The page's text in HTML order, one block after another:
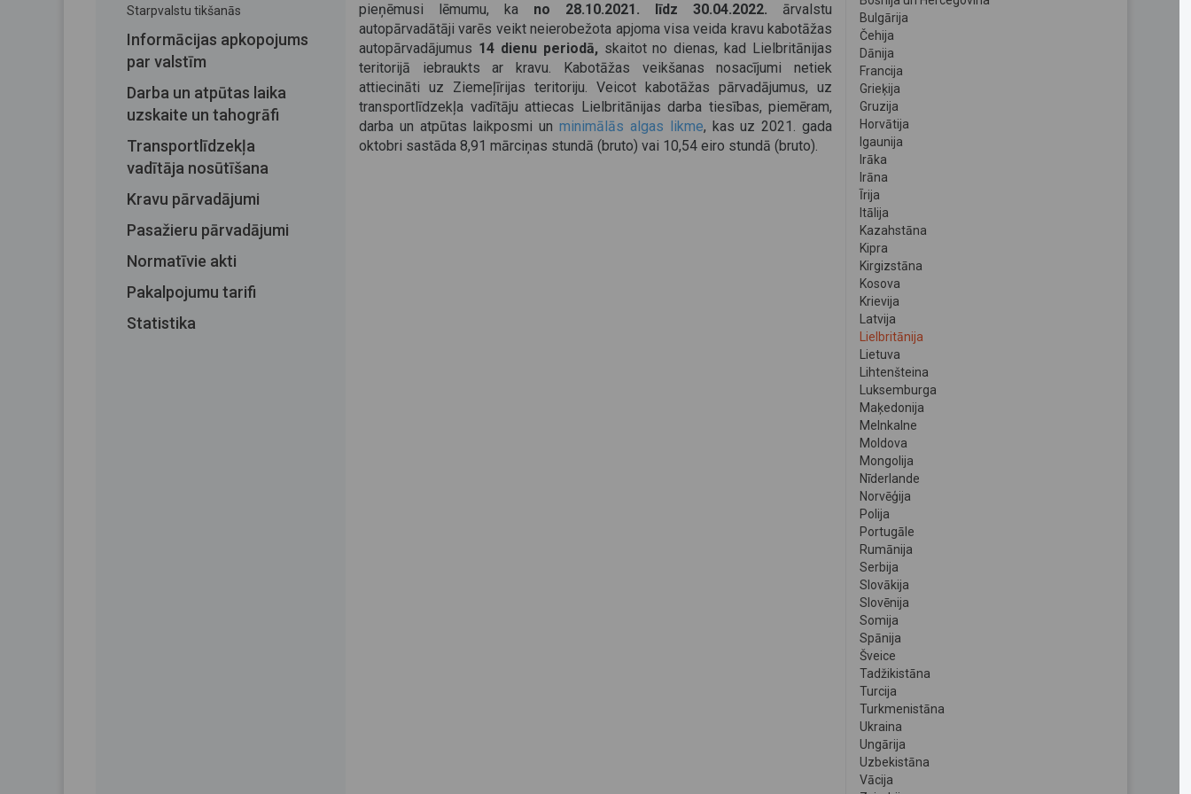
Starpvalstu tikšanās
Informācijas apkopojums
par valstīm
Darba un atpūtas laika
uzskaite un tahogrāfi
Transportlīdzekļa
vadītāja nosūtīšana
Kravu pārvadājumi
Pasažieru pārvadājumi
Normatīvie akti
Pakalpojumu tarifi
Statistika
pieņēmusi lēmumu, ka no 28.10.2021. līdz 30.04.2022. ārvalstu
autopārvadātāji varēs veikt neierobežota apjoma visa veida kravu kabotāžas
autopārvadājumus 14 dienu periodā, skaitot no dienas, kad Lielbritānijas
teritorijā iebraukts ar kravu. Kabotāžas veikšanas nosacījumi netiek
attiecināti uz Ziemeļīrijas teritoriju. Veicot kabotāžas pārvadājumus, uz
transportlīdzekļa vadītāju attiecas Lielbritānijas darba tiesības, piemēram,
darba un atpūtas laikposmi unminimālās algas likme, kas uz 2021. gada
oktobri sastāda 8,91 mārciņas stundā (bruto) vai 10,54 eiro stundā (bruto).
Bulgārija
Čehija
Dānija
Francija
Grieķija
Gruzija
Horvātija
Igaunija
Irāka
Irāna
Īrija
Itālija
Kazahstāna
Kipra
Kirgizstāna
Kosova
Krievija
Latvija
Lielbritānija
Lietuva
Lihtenšteina
Luksemburga
Maķedonija
Melnkalne
Moldova
Mongolija
Nīderlande
Norvēģija
Polija
Portugāle
Rumānija
Serbija
Slovākija
Slovēnija
Somija
Spānija
Šveice
Tadžikistāna
Turcija
Turkmenistāna
Ukraina
Ungārija
Uzbekistāna
Vācija